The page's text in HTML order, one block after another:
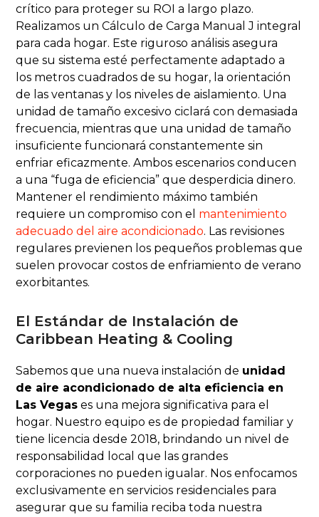
crítico para proteger su ROI a largo plazo.
Realizamos un Cálculo de Carga Manual J integral
para cada hogar. Este riguroso análisis asegura
que su sistema esté perfectamente adaptado a
los metros cuadrados de su hogar, la orientación
de las ventanas y los niveles de aislamiento. Una
unidad de tamaño excesivo ciclará con demasiada
frecuencia, mientras que una unidad de tamaño
insuficiente funcionará constantemente sin
enfriar eficazmente. Ambos escenarios conducen
a una “fuga de eficiencia” que desperdicia dinero.
Mantener el rendimiento máximo también
requiere un compromiso con el mantenimiento
adecuado del aire acondicionado. Las revisiones
regulares previenen los pequeños problemas que
suelen provocar costos de enfriamiento de verano
exorbitantes.
El Estándar de Instalación de
Caribbean Heating & Cooling
Sabemos que una nueva instalación de unidad
de aire acondicionado de alta eficiencia en
Las Vegas es una mejora significativa para el
hogar. Nuestro equipo es de propiedad familiar y
tiene licencia desde 2018, brindando un nivel de
responsabilidad local que las grandes
corporaciones no pueden igualar. Nos enfocamos
exclusivamente en servicios residenciales para
asegurar que su familia reciba toda nuestra